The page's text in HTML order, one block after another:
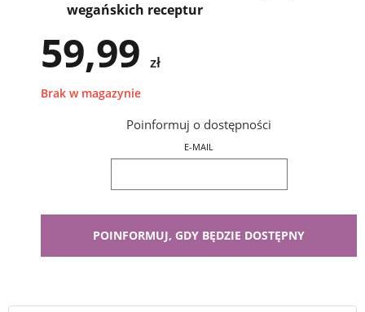
wegańskich receptur
59,99 zł
Brak w magazynie
Poinformuj o dostępności
E-MAIL